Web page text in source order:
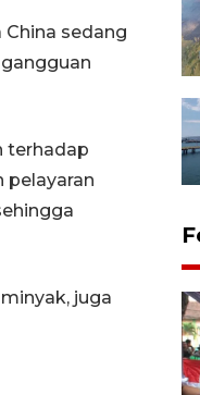
sedang
terhadap
pelayaran
juga